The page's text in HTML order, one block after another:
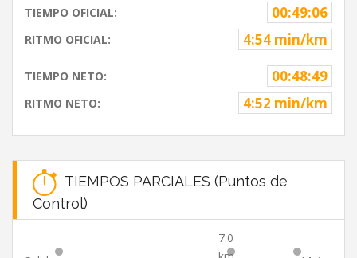
TIEMPO OFICIAL: 00:49:06
RITMO OFICIAL: 4:54 min/km
TIEMPO NETO: 00:48:49
RITMO NETO: 4:52 min/km
TIEMPOS PARCIALES (Puntos de
Control)
7.0